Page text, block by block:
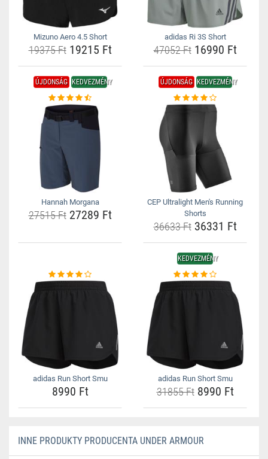
Mizuno Aero 4.5 Short
19375 Ft19215 Ft
adidas Ri 3S Short
47052 Ft16990 Ft
ÚJDONSÁG KEDVEZMÉNY
Hannah Morgana
27515 Ft27289 Ft
ÚJDONSÁG KEDVEZMÉNY
CEP Ultralight Men's Running
Shorts
36633 Ft36331 Ft
adidas Run Short Smu
8990 Ft
KEDVEZMÉNY
adidas Run Short Smu
31855 Ft8990 Ft
INNE PRODUKTY PRODUCENTA UNDER ARMOUR